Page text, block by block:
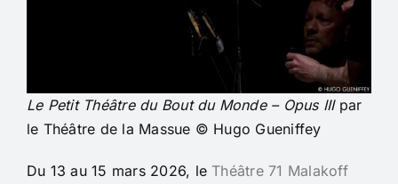
Le Petit Théâtre du Bout du Monde – Opus IIIpar
le Théâtre de la Massue © Hugo Gueniffey
Du 13 au 15 mars 2026, le Théâtre 71 Malakoff